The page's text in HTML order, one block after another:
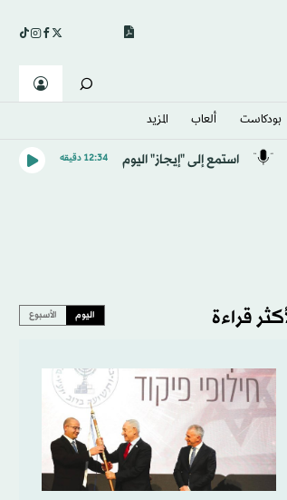
بودكاست ألعاب المزيد
استمع إلى "إيجاز" اليوم 12:34 دقيقه
قراءة اليوم الأسبوع